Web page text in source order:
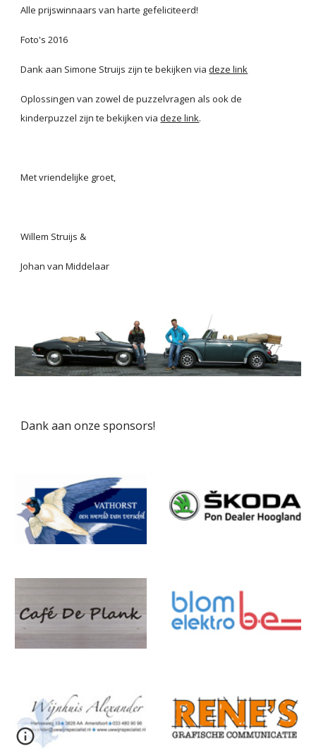
Alle prijswinnaars van harte gefeliciteerd!
Foto's 2016
Dank aan Simone Struijs zijn te bekijken via deze link
Oplossingen van zowel de puzzelvragen als ook de
kinderpuzzel zijn te bekijken via deze link.
Met vriendelijke groet,
Willem Struijs &
Johan van Middelaar
Dank aan onze sponsors!